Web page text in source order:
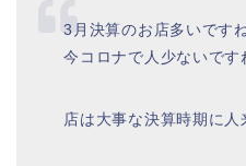
3月決算のお店多いです
今コロナで人少ないです
店は大事な決算時期に人